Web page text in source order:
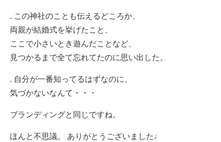
. この神社のことも伝えるどころか、
両親が結婚式を挙げたこと、
ここで小さいとき遊んだことなど、
見つかるまで全て忘れてたのに思い出した。
. 自分が一番知ってるはずなのに、
気づかないなんて・・・
ブランディングと同じですね。
ほんと不思議。 ありがとうございました♩